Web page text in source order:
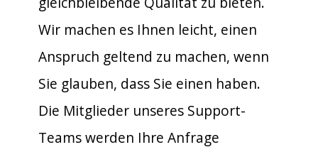
Wir machen es Ihnen leicht, einen
Anspruch geltend zu machen, wenn
Sie glauben, dass Sie einen haben.
Die Mitglieder unseres Support-
Teams werden Ihre Anfrage